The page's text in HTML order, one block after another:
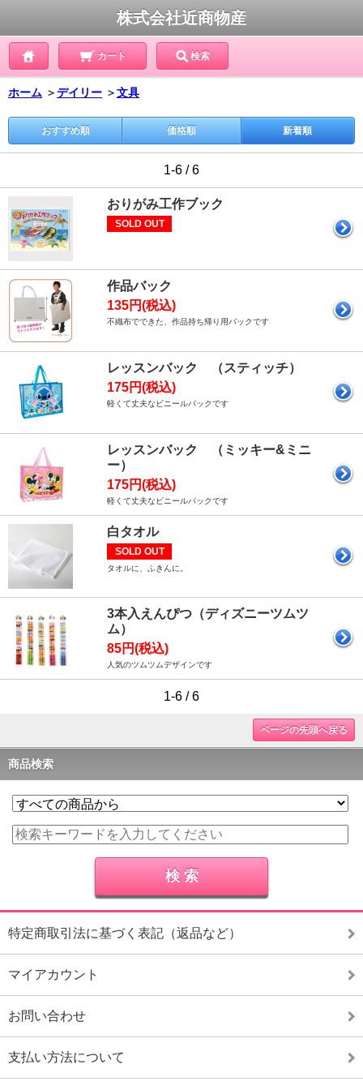
株式会社近商物産
カート 検索
ホーム ＞デイリー ＞文具
おすすめ順 価格順 新着順
1-6 / 6
おりがみ工作ブック
SOLD OUT
作品バック
135円(税込)
不織布でできた、作品持ち帰り用バックです
レッスンバック （スティッチ）
175円(税込)
軽くて丈夫なビニールバックです
レッスンバック （ミッキー&ミニ
ー）
175円(税込)
軽くて丈夫なビニールバックです
白タオル
SOLD OUT
タオルに、ふきんに。
3本入えんぴつ（ディズニーツムツ
ム）
85円(税込)
人気のツムツムデザインです
1-6 / 6
ページの先頭へ戻る
商品検索
特定商取引法に基づく表記（返品など）
マイアカウント
お問い合わせ
支払い方法について